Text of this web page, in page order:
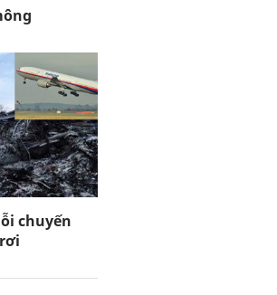
chuyến